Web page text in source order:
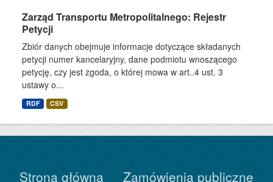
Zarząd Transportu Metropolitalnego: Rejestr
Petycji
Zbiór danych obejmuje informacje dotyczące składanych
petycji numer kancelaryjny, dane podmiotu wnoszącego
petycję, czy jest zgoda, o której mowa w art..4 ust. 3
ustawy o...
RDF CSV
Strona główna Zamówienia publiczne